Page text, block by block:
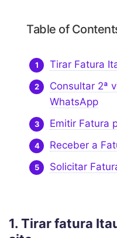
Table of
Tirar Fatura
Consultar 2ª
WhatsApp
Emitir Fatura
Receber a
Solicitar
1. Tirar fatura